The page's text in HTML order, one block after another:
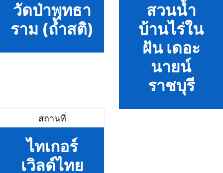
วัดป่าพุทธา
ราม (ถ้ำสติ)
สวนน้ำ
บ้านไร่ใน
ฝัน เดอะ
นายน์
ราชบุรี
สถานที่
ไทเกอร์
เวิลด์ไทย